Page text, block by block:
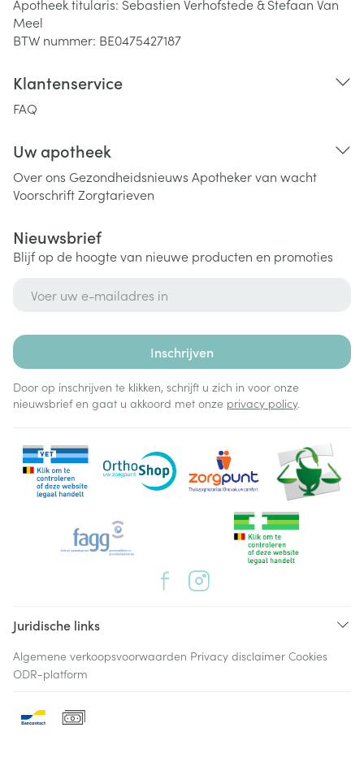
Apotheek titularis: Sebastien Verhofstede & Stefaan Van
Meel
BTW nummer: BE0475427187
Klantenservice
FAQ
Uw apotheek
Over ons Gezondheidsnieuws Apotheker van wacht
VoorschriftZorgtarieven
Nieuwsbrief
Blijf op de hoogte van nieuwe producten en promoties
Inschrijven
Door op inschrijven te klikken, schrijft u zich in voor onze
nieuwsbrief en gaat u akkoord met onze privacy policy.
Juridische links
Algemene verkoopsvoorwaarden Privacy disclaimer Cookies
ODR-platform